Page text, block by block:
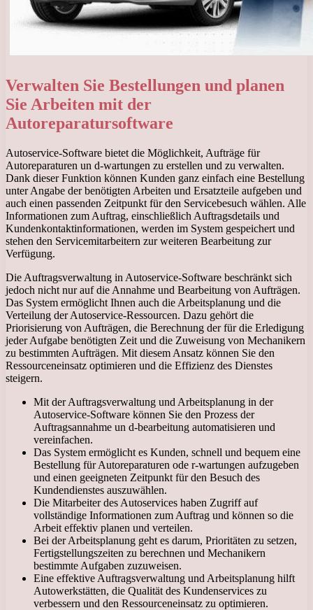
Verwalten Sie Bestellungen und planen
Sie Arbeiten mit der
Autoreparatursoftware
Autoservice-Software bietet die Möglichkeit, Aufträge für
Autoreparaturen un d-wartungen zu erstellen und zu verwalten.
Dank dieser Funktion können Kunden ganz einfach eine Bestellung
unter Angabe der benötigten Arbeiten und Ersatzteile aufgeben und
auch einen passenden Zeitpunkt für den Servicebesuch wählen. Alle
Informationen zum Auftrag, einschließlich Auftragsdetails und
Kundenkontaktinformationen, werden im System gespeichert und
stehen den Servicemitarbeitern zur weiteren Bearbeitung zur
Verfügung.
Die Auftragsverwaltung in Autoservice-Software beschränkt sich
jedoch nicht nur auf die Annahme und Bearbeitung von Aufträgen.
Das System ermöglicht Ihnen auch die Arbeitsplanung und die
Verteilung der Autoservice-Ressourcen. Dazu gehört die
Priorisierung von Aufträgen, die Berechnung der für die Erledigung
jeder Aufgabe benötigten Zeit und die Zuweisung von Mechanikern
zu bestimmten Aufträgen. Mit diesem Ansatz können Sie den
Ressourceneinsatz optimieren und die Effizienz des Dienstes
steigern.
Mit der Auftragsverwaltung und Arbeitsplanung in der
Autoservice-Software können Sie den Prozess der
Auftragsannahme un d-bearbeitung automatisieren und
vereinfachen.
Das System ermöglicht es Kunden, schnell und bequem eine
Bestellung für Autoreparaturen ode r-wartungen aufzugeben
und einen geeigneten Zeitpunkt für den Besuch des
Kundendienstes auszuwählen.
Die Mitarbeiter des Autoservices haben Zugriff auf
vollständige Informationen zum Auftrag und können so die
Arbeit effektiv planen und verteilen.
Bei der Arbeitsplanung geht es darum, Prioritäten zu setzen,
Fertigstellungszeiten zu berechnen und Mechanikern
bestimmte Aufgaben zuzuweisen.
Eine effektive Auftragsverwaltung und Arbeitsplanung hilft
Autowerkstätten, die Qualität des Kundenservices zu
verbessern und den Ressourceneinsatz zu optimieren.